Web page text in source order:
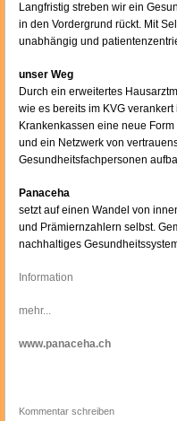
Langfristig streben wir ein
in den Vordergrund rückt. Mit
unabhängig und
unser Weg
Durch ein erweitertes
wie es bereits im KVG
Krankenkassen eine neue
und ein Netzwerk von
Gesundheitsfachpersonen
Panaceha
setzt auf einen Wandel von
und Prämiernzahlern selbst.
nachhaltiges
Information
mehr...
www.panaceha.ch
Kommentar schreiben